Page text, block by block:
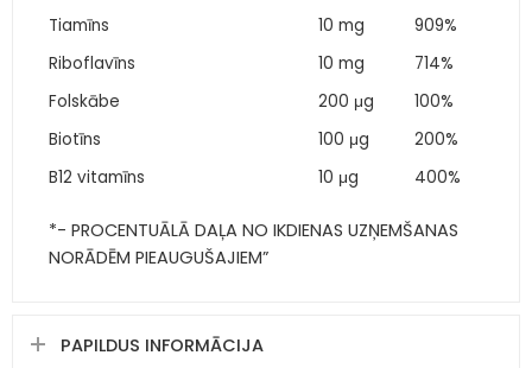
Tiamīns
10 mg
909%
Riboflavīns
10 mg
714%
Folskābe
200 μg
100%
Biotīns
100 μg
200%
B12 vitamīns
10 μg 400%
*- PROCENTUĀLĀ DAĻA NO IKDIENAS UZŅEMŠANAS
NORĀDĒM PIEAUGUŠAJIEM”
PAPILDUS INFORMĀCIJA